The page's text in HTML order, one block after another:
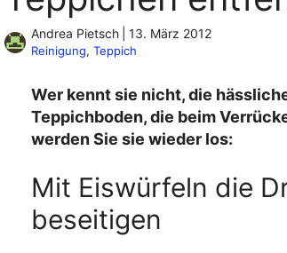
Andrea Pietsch 13. März 2012
Reinigung, Teppich
Wer kennt sie nicht, die
Teppichboden, die beim
werden Sie sie wieder los:
Mit Eiswürfeln die
beseitigen